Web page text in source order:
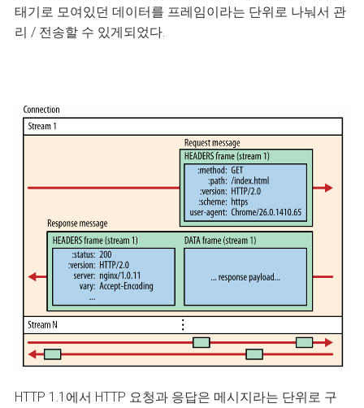
태기로 모여있던 데이터를 프레임이라는 단위로 나눠서 관
리 / 전송할 수 있게되었다.
HTTP 1.1에서 HTTP 요청과 응답은 메시지라는 단위로 구